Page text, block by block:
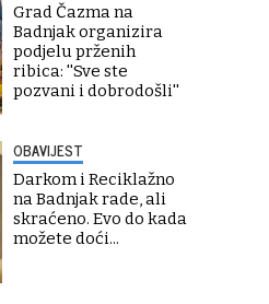
Grad Čazma na
Badnjak organizira
podjelu prženih
ribica: ''Sve ste
pozvani i dobrodošli''
OBAVIJEST
Darkom i Reciklažno
na Badnjak rade, ali
skraćeno. Evo do kada
možete doći...